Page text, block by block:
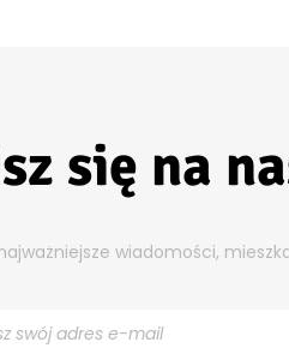
się na
wiadomości,